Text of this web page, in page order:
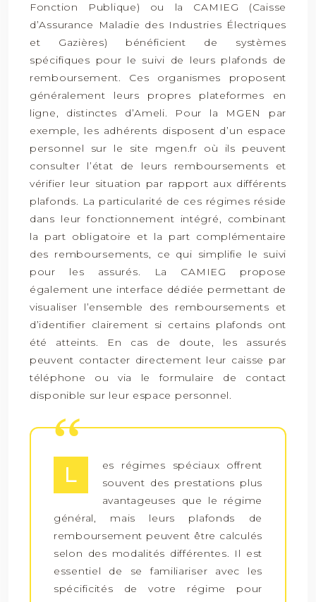
Fonction Publique) ou la CAMIEG (Caisse
d’Assurance Maladie des Industries Électriques
et Gazières) bénéficient de systèmes
spécifiques pour le suivi de leurs plafonds de
remboursement. Ces organismes proposent
généralement leurs propres plateformes en
ligne, distinctes d’Ameli. Pour la MGEN par
exemple, les adhérents disposent d’un espace
personnel sur le site mgen.fr où ils peuvent
consulter l’état de leurs remboursements et
vérifier leur situation par rapport aux différents
plafonds. La particularité de ces régimes réside
dans leur fonctionnement intégré, combinant
la part obligatoire et la part complémentaire
des remboursements, ce qui simplifie le suivi
pour les assurés. La CAMIEG propose
également une interface dédiée permettant de
visualiser l’ensemble des remboursements et
d’identifier clairement si certains plafonds ont
été atteints. En cas de doute, les assurés
peuvent contacter directement leur caisse par
téléphone ou via le formulaire de contact
disponible sur leur espace personnel.
L
es régimes spéciaux offrent
souvent des prestations plus
avantageuses que le régime
général, mais leurs plafonds de
remboursement peuvent être calculés
selon des modalités différentes. Il est
essentiel de se familiariser avec les
spécificités de votre régime pour